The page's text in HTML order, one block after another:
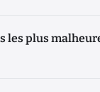
les plus